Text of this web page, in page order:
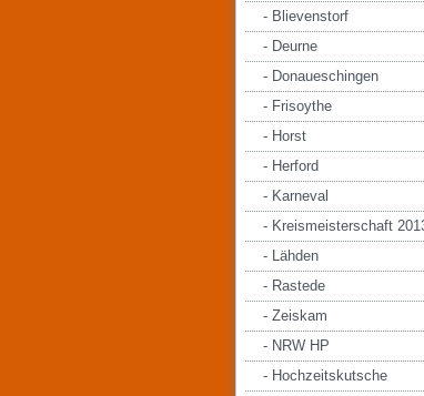
- Blievenstorf
- Deurne
- Donaueschingen
- Frisoythe
- Horst
- Herford
- Karneval
- Kreismeisterschaft
- Lähden
- Rastede
- Zeiskam
- NRW HP
- Hochzeitskutsche